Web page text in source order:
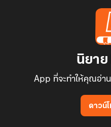
นิยาย
App ที่จะทำให้คุณอ่า
ดาวน์